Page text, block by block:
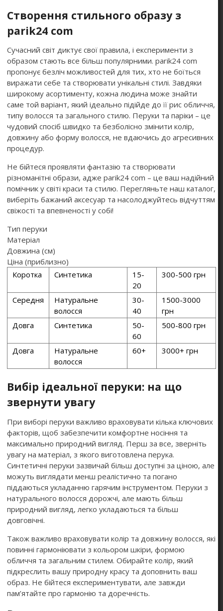
Створення стильного образу з
parik24 com
Сучасний світ диктує свої правила, і експерименти з
образом стають все більш популярними. parik24 com
пропонує безліч можливостей для тих, хто не боїться
виражати себе та створювати унікальні стилі. Завдяки
широкому асортименту, кожна людина може знайти
саме той варіант, який ідеально підійде до її рис обличчя,
типу волосся та загального стилю. Перуки та паріки – це
чудовий спосіб швидко та безболісно змінити колір,
довжину або форму волосся, не вдаючись до агресивних
процедур.
Не бійтеся проявляти фантазію та створювати
різноманітні образи, адже parik24 com – це ваш надійний
помічник у світі краси та стилю. Перегляньте наш каталог,
виберіть бажаний аксесуар та насолоджуйтесь відчуттям
свіжості та впевненості у собі!
Тип перуки
Матеріал
Довжина (см)
Ціна (приблизно)
Коротка
Синтетика
15-
20
300-500 грн
Середня
Натуральне
волосся
30-
40
1500-3000
грн
Довга
Синтетика
50-
60
500-800 грн
Довга
Натуральне
волосся
60+ 3000+ грн
Вибір ідеальної перуки: на що
звернути увагу
При виборі перуки важливо враховувати кілька ключових
факторів, щоб забезпечити комфортне носіння та
максимально природний вигляд. Перш за все, зверніть
увагу на матеріал, з якого виготовлена перука.
Синтетичні перуки зазвичай більш доступні за ціною, але
можуть виглядати менш реалістично та погано
піддаються укладанню гарячим інструментом. Перуки з
натурального волосся дорожчі, але мають більш
природний вигляд, легко укладаються та більш
довговічні.
Також важливо враховувати колір та довжину волосся, які
повинні гармоніювати з кольором шкіри, формою
обличчя та загальним стилем. Обирайте колір, який
підкреслить вашу природну красу та доповнить ваш
образ. Не бійтеся експериментувати, але завжди
пам’ятайте про гармонію та доречність.